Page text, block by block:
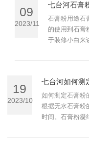
09
2023/11
七台河石膏
石膏粉用途石
的使用到石膏
于装修小白来
19
2023/10
七台河如何测
如何测定石膏粉
根据无水石膏粉
时间。石膏粉凝